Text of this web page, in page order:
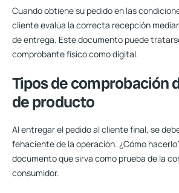
Cuando obtiene su pedido en las
cliente evalúa la correcta recepción
de entrega. Este documento puede
comprobante físico como digital.
Tipos de comprobación
de producto
Al entregar el pedido al cliente final, se
fehaciente de la operación. ¿Cómo
documento que sirva como prueba de la
consumidor.